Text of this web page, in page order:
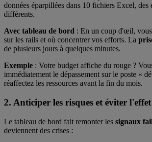
données éparpillées dans 10 fichiers Excel, des
différents.
Avec tableau de bord : En un coup d'œil,
sur les rails et où concentrer vos efforts. La
de plusieurs jours à quelques minutes.
Exemple : Votre budget affiche du rouge ?
immédiatement le dépassement sur le poste «
réaffectez les ressources avant la fin du mois.
2. Anticiper les risques et éviter
Le tableau de bord fait remonter les signaux
deviennent des crises :